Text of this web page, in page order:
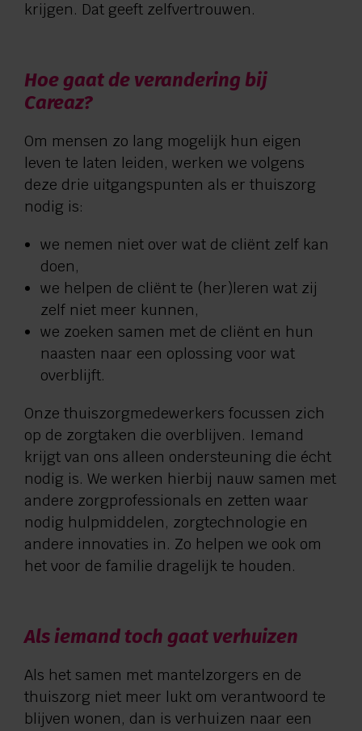
krijgen. Dat geeft zelfvertrouwen.
Hoe gaat de verandering bij
Careaz?
Om mensen zo lang mogelijk hun eigen
leven te laten leiden, werken we volgens
deze drie uitgangspunten als er thuiszorg
nodig is:
we nemen niet over wat de cliënt zelf kan
doen,
we helpen de cliënt te (her)leren wat zij
zelf niet meer kunnen,
we zoeken samen met de cliënt en hun
naasten naar een oplossing voor wat
overblijft.
Onze thuiszorgmedewerkers focussen zich
op de zorgtaken die overblijven. Iemand
krijgt van ons alleen ondersteuning die écht
nodig is. We werken hierbij nauw samen met
andere zorgprofessionals en zetten waar
nodig hulpmiddelen, zorgtechnologie en
andere innovaties in. Zo helpen we ook om
het voor de familie dragelijk te houden.
Als iemand toch gaat verhuizen
Als het samen met mantelzorgers en de
thuiszorg niet meer lukt om verantwoord te
blijven wonen, dan is verhuizen naar een